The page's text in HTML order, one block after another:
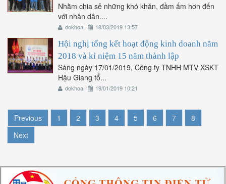
Nhằm chia sẻ những khó khăn, đầm ấm hơn đến
với nhân dân....
dokhoa 18/03/2019 13:57
Hội nghị tổng kết hoạt động kinh doanh năm
2018 và kỉ niệm 15 năm thành lập
Sáng ngày 17/01/2019, Công ty TNHH MTV XSKT
Hậu Giang tổ...
dokhoa 19/01/2019 10:21
Previous 1 2 3 4 5 6 7
8
Next